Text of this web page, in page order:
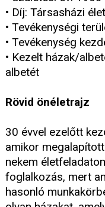
• Díj: Társasházi
• Tevékenységi
• Tevékenység
• Kezelt házak/
albetét
Rövid önéletrajz
30 évvel ezelőtt
amikor
nekem
foglalkozás, mert
hasonló